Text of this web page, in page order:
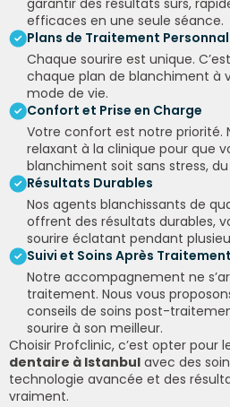
garantir des résultats sûrs,
efficaces en une seule séance.
Plans de Traitement
Chaque sourire est unique.
chaque plan de blanchiment à
mode de vie.
Confort et Prise en Charge
Votre confort est notre priorité.
relaxant à la clinique pour que
blanchiment soit sans stress,
Résultats Durables
Nos agents blanchissants de
offrent des résultats durables,
sourire éclatant pendant
Suivi et Soins Après Traitement
Notre accompagnement ne
traitement. Nous vous
conseils de soins post-
sourire à son meilleur.
Choisir Profclinic, c’est opter pour
dentaire à Istanbul avec des
technologie avancée et des
vraiment.